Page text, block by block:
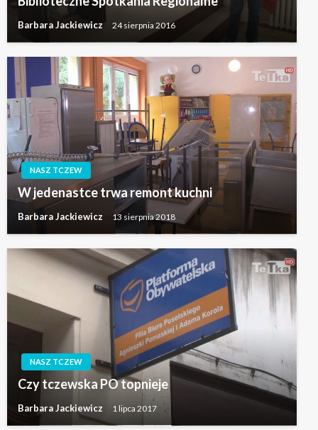
Barbara Jackiewicz 24 sierpnia 2016
NASZ TCZEW
W jedenastce trwa remont kuchni
Barbara Jackiewicz 13 sierpnia 2018
NASZ TCZEW
Czy tczewska PO topnieje
Barbara Jackiewicz 1 lipca 2017